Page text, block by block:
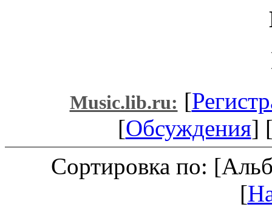
Music.lib.ru: [
[Обсуждения]
Сортировка по:
[